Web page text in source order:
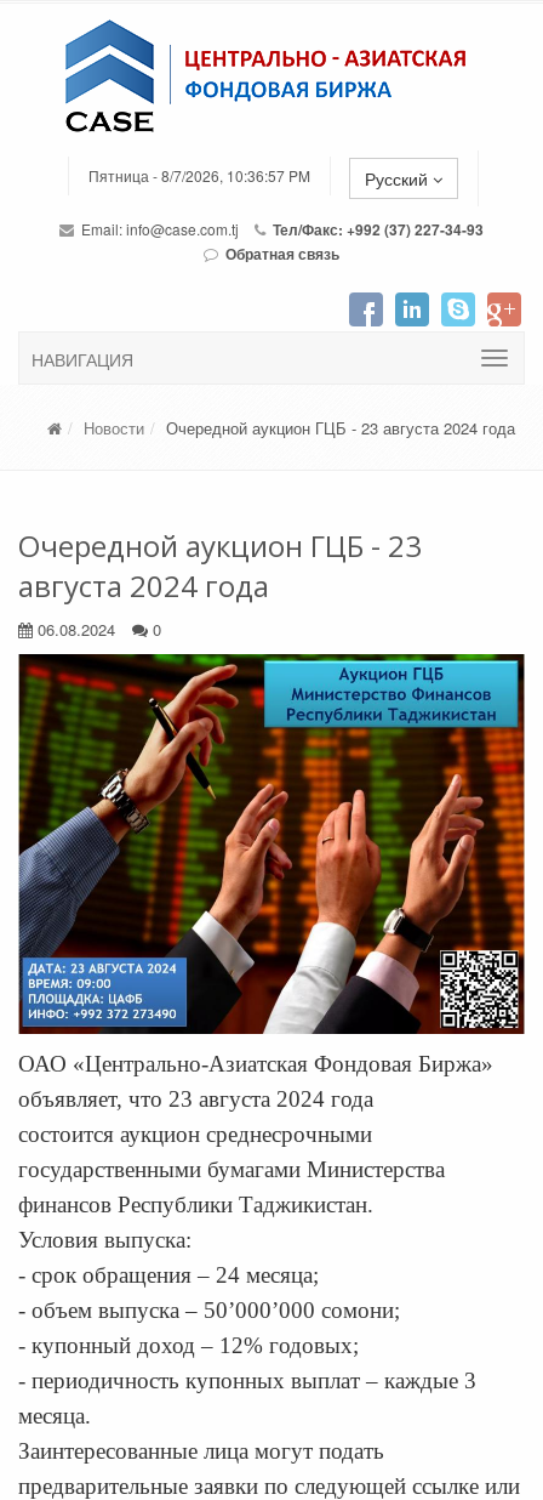
Пятница - 8/7/2026, 10:36:57 PM Русский
Email:info@case.com.tj
Тел/Факс: +992 (37) 227-34-93
Обратная связь
НАВИГАЦИЯ
Новости Очередной аукцион ГЦБ - 23 августа 2024 года
Очередной аукцион ГЦБ - 23
августа 2024 года
06.08.2024 0
ОАО «Центрально-Азиатская Фондовая Биржа»
объявляет, что 23 августа 2024 года
состоится аукцион среднесрочными
государственными бумагами Министерства
финансов Республики Таджикистан.
Условия выпуска:
- срок обращения – 24 месяца;
- объем выпуска – 50’000’000 сомони;
- купонный доход – 12% годовых;
- периодичность купонных выплат – каждые 3
месяца.
Заинтересованные лица могут подать
предварительные заявки по следующей ссылке или